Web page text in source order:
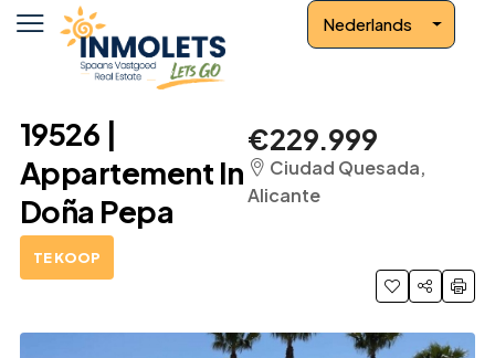
Nederlands
19526 |
Appartement In
Doña Pepa
TE KOOP
€229.999
Ciudad Quesada,
Alicante